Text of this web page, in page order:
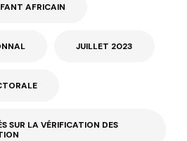
AFRICAIN
JUILLET 2023
SUR LA VÉRIFICATION DES